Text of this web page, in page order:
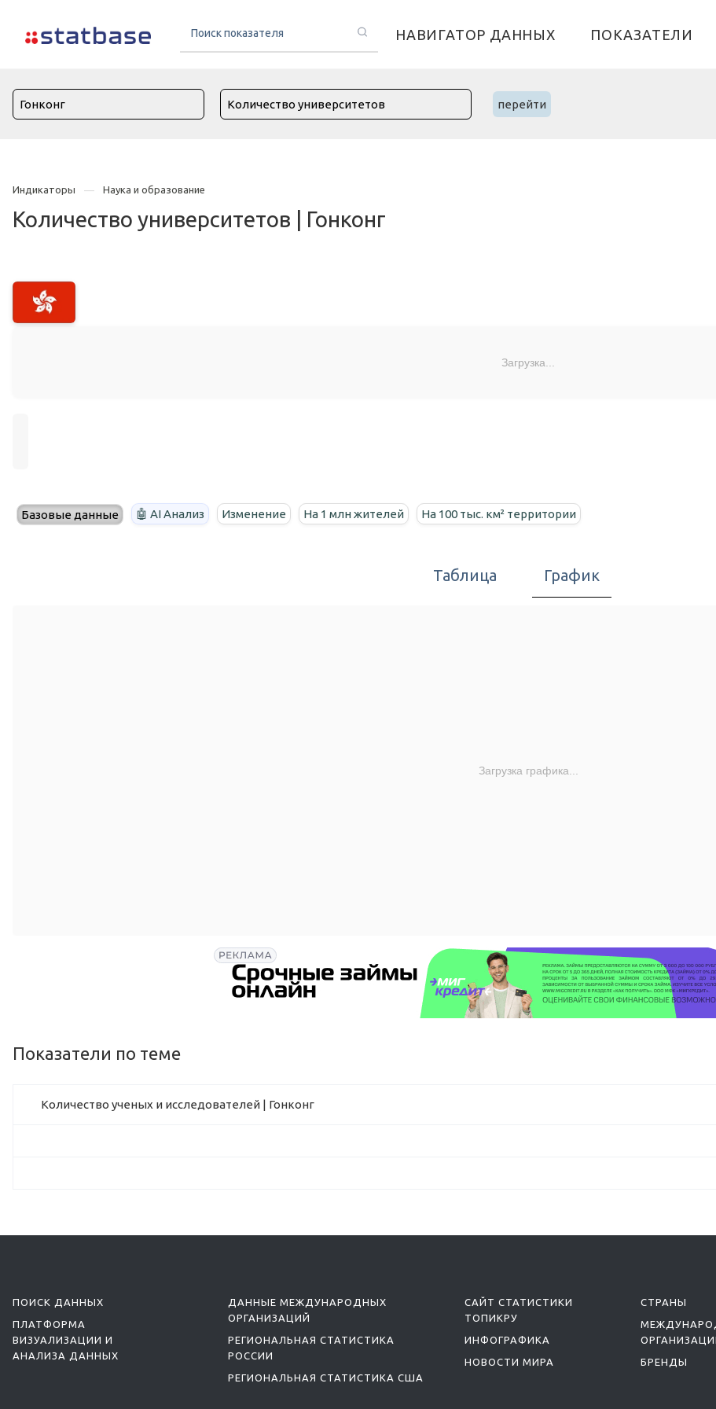
НАВИГАТОР ДАННЫХ ПОКАЗАТЕЛИ
перейти
Индикаторы Наука и образование
Количество университетов | Гонконг
Загрузка...
Базовые данные 🤖 AI Анализ Изменение На 1 млн жителей На 100 тыс. км² территории
Таблица График
Загрузка графика...
Показатели по теме
Количество ученых и исследователей | Гонконг
ПОИСК ДАННЫХ
ПЛАТФОРМА
ВИЗУАЛИЗАЦИИ И
АНАЛИЗА ДАННЫХ
ДАННЫЕ МЕЖДУНАРОДНЫХ
ОРГАНИЗАЦИЙ
РЕГИОНАЛЬНАЯ СТАТИСТИКА
РОССИИ
РЕГИОНАЛЬНАЯ СТАТИСТИКА США
САЙТ СТАТИСТИКИ
ТОПИКРУ
ИНФОГРАФИКА
НОВОСТИ МИРА
СТРАНЫ
БРЕНДЫ